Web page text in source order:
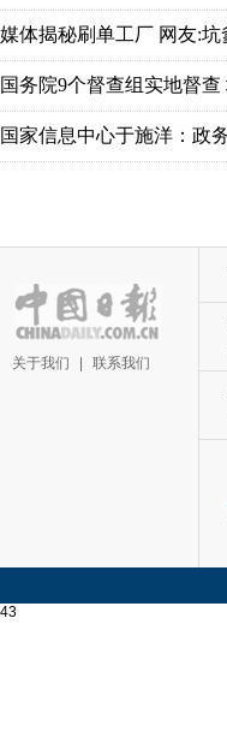
媒体揭秘刷单工厂 网友:
国务院9个督查组实地督
国家信息中心于施洋：政
关于我们 联系我们
43